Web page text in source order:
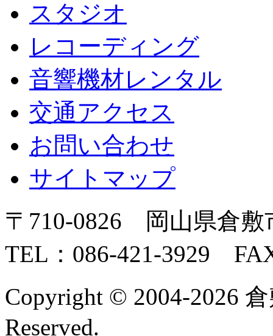
スタジオ
レコーディング
音響機材レンタル
交通アクセス
お問い合わせ
サイトマップ
〒710-0826 岡山県倉敷
TEL：086-421-3929
Copyright © 2004-2026
Reserved.